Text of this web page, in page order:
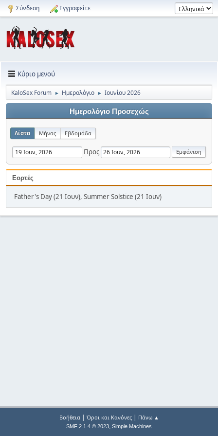
Σύνδεση Εγγραφείτε
Κύριο μενού
KaloSex Forum ► Ημερολόγιο ► Ιουνίου 2026
Ημερολόγιο Προσεχώς
Λίστα Μήνας Εβδομάδα
Προς
Εορτές
Father's Day (21 Ιουν), Summer Solstice (21 Ιουν)
Βοήθεια| Όροι και Κανόνες| Πάνω ▲
SMF 2.1.4 © 2023, Simple Machines